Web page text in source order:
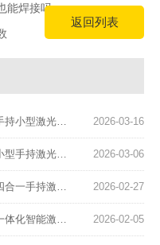
返回列表
能焊接吗
2026-03-16
型激光焊接机：精密制造的新利器
2026-03-06
持激光焊接机：便携高效的工业新宠
2026-02-27
手持激光焊接机的功能特点与核心优势解析
2026-02-05
智能激光手持焊：引领精密焊接新纪元